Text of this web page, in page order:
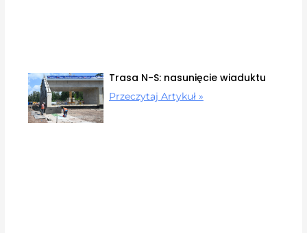
Trasa N-S: nasunięcie wiaduktu
Przeczytaj Artykuł »